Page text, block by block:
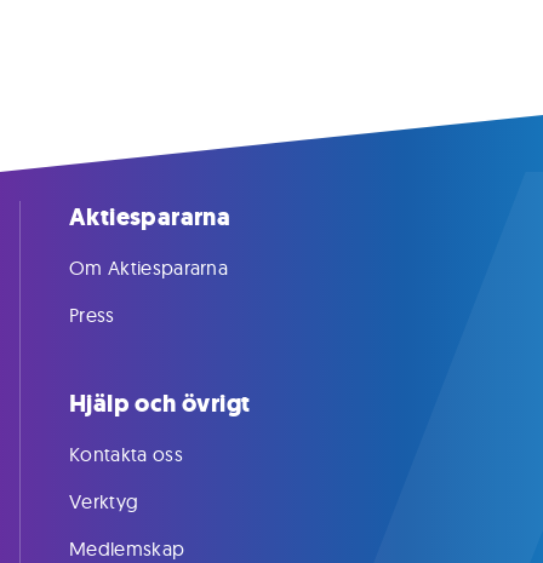
Aktiespararna
Om Aktiespararna
Press
Hjälp och övrigt
Kontakta oss
Verktyg
Medlemskap